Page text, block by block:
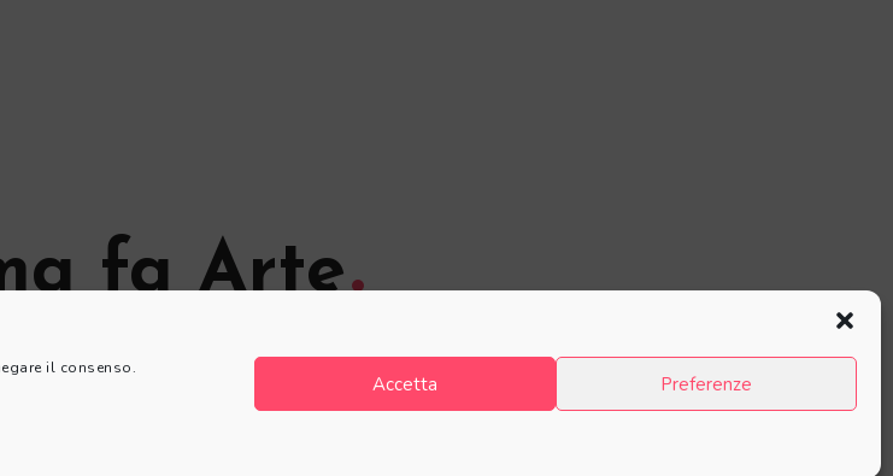
il consenso.
Accetta Preferenze
fa Arte
© L'Anima fa Arte